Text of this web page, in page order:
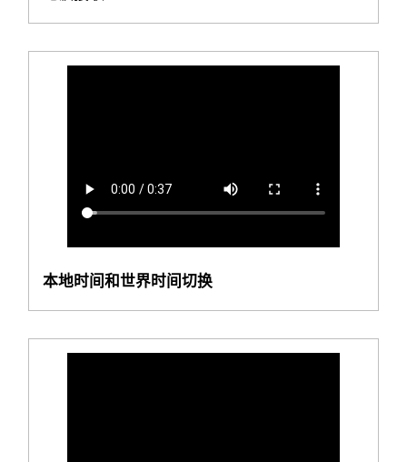
本地时间和世界时间切换